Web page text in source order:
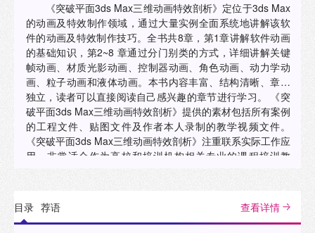
《突破平面3ds Max三维动画特效剖析》定位于3ds Max
的动画及特效制作领域，通过大量实例全面系统地讲解该软
件的动画及特效制作技巧。全书共8章，第1章讲解软件动画
的基础知识，第2~8 章通过分门别类的方式，详细讲解关键
帧动画、材质光影动画、控制器动画、角色动画、动力学动
画、粒子动画和液体动画。本书内容丰富、结构清晰、章节
独立，读者可以直接阅读自己感兴趣的章节进行学习。 《突
破平面3ds Max三维动画特效剖析》提供的素材包括所有案例
的工程文件、贴图文件及作者本人录制的教学视频文件。
《突破平面3ds Max三维动画特效剖析》注重联系实际工作应
用，非常适合作为高校和培训机构相关专业的课程培训教
注意。
目录 荐语 查看详情